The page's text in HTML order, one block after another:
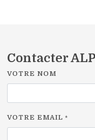
Contacter
VOTRE NOM
VOTRE EMAIL *